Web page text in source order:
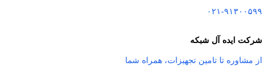
۰۲۱-۹۱۳۰۰۵۹۹
شرکت ایده آل شبکه
از مشاوره تا تامین تجهیزات، همراه شما